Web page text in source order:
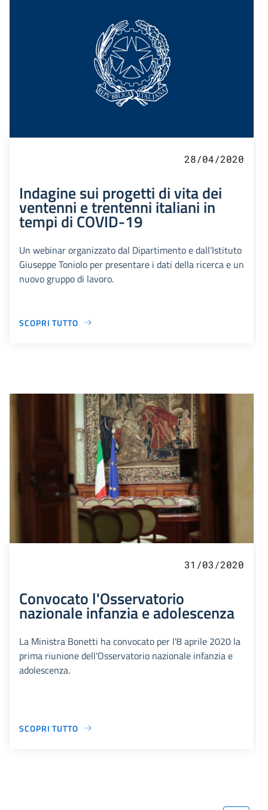
28/04/2020
Indagine sui progetti di vita dei
ventenni e trentenni italiani in
tempi di COVID-19
Un webinar organizzato dal Dipartimento e dall’Istituto
Giuseppe Toniolo per presentare i dati della ricerca e un
nuovo gruppo di lavoro.
SCOPRI TUTTO
31/03/2020
Convocato l'Osservatorio
nazionale infanzia e adolescenza
La Ministra Bonetti ha convocato per l'8 aprile 2020 la
prima riunione dell'Osservatorio nazionale infanzia e
adolescenza.
SCOPRI TUTTO